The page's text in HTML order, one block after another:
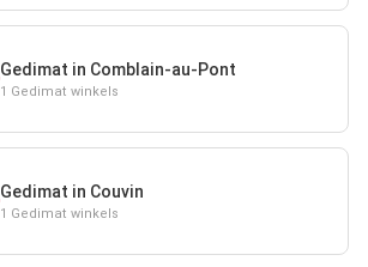
Gedimat in Comblain-au-Pont
1 Gedimat winkels
Gedimat in Couvin
1 Gedimat winkels